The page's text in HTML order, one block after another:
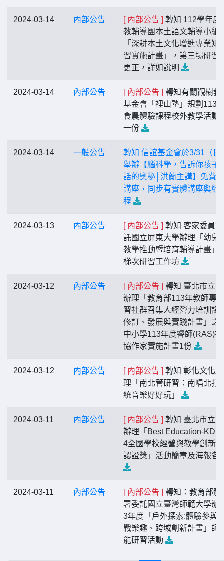
2024-03-14 內部公告 [ 內部公告 ] 轉知 112學年度
教輔導團本土語文輔導小組
「深耕本土文化增進專業知
習實施計畫」，第三場研習
更正，詳如說明
2024-03-14 內部公告 [ 內部公告 ] 轉知有關觀樹教
基金會「裡山塾」規劃113
食農體驗課程校外教學活動
一份
2024-03-14 一般公告
轉知 信誼基金會於3/31（日
舉辦【腦科學，告訴你孩子
話的奧秘│洪蘭主講】免費
講座，同步有實體講座與網
程
2024-03-13 內部公告 [ 內部公告 ] 轉知 客家委員
託國立屏東大學辦理「幼兒
教學推動暨培育輔導計畫」
梯次研習工作坊
2024-03-12 內部公告 [ 內部公告 ] 轉知 臺北市立
辦理「教育部113年教師專
習社群召集人經營力培訓課
修訂、發展與實踐計畫」之
中小學113年度睿師(RAS)
協作家實施計畫1份
2024-03-12 內部公告 [ 內部公告 ] 轉知 彰化文化
理「南北管研習：南唱北
統音樂好好玩」
2024-03-11 內部公告 [ 內部公告 ] 轉知 臺北市立
辦理「Best Education-KDP
4全國學校經營與教學創新
認證獎」活動簡章及海報各
2024-03-11 內部公告 [ 內部公告 ] 轉知：教育部體
署委託國立臺灣師範大學辦
3年度「戶外探索:體驗參與
戰樂趣、跨域創新計畫」師
能研習活動